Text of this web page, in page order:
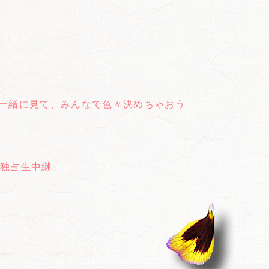
緒に見て、みんなで色々決めちゃおう
占生中継」